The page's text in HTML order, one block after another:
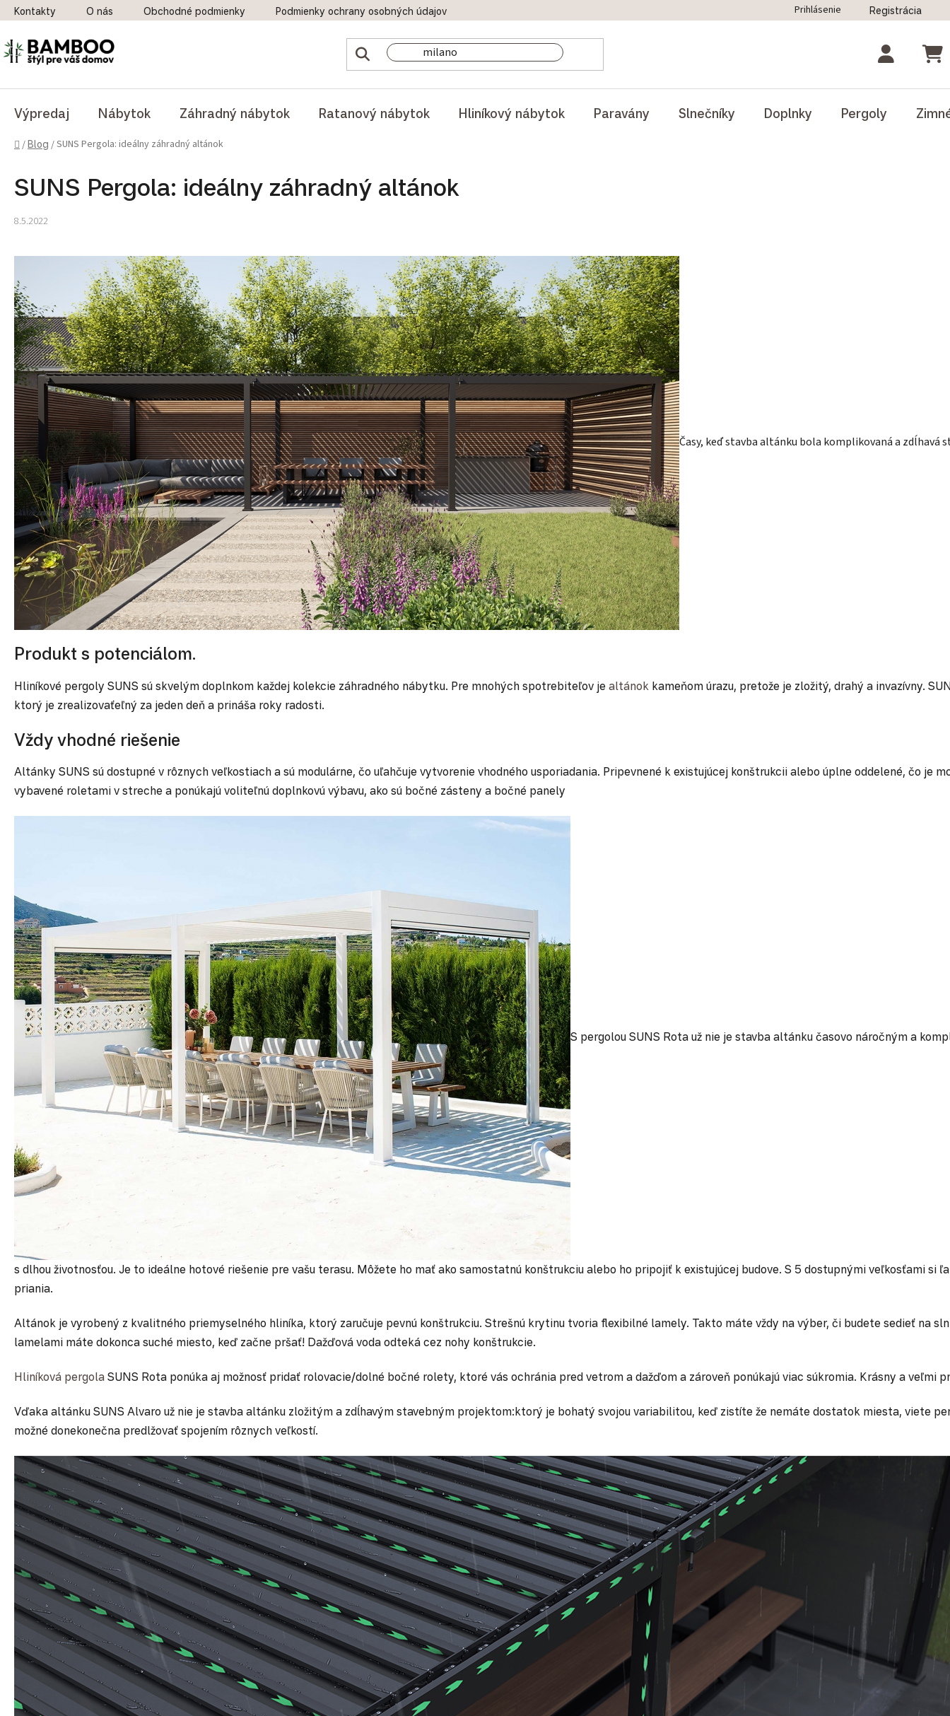
Prejsť na obsah
Kontakty O nás Obchodné podmienky Podmienky ochrany osobných údajov Odstúpenie od zmluvy
Prihlásenie Registrácia
Výpredaj Nábytok Záhradný nábytok Ratanový nábytok Hliníkový nábytok Paravány Slnečníky Doplnky Pergoly
Domov
/Blog /SUNS Pergola: ideálny záhradný altánok
SUNS Pergola: ideálny záhradný altánok
8.5.2022
Časy, keď stavba altánku bola komplikovaná a zdĺhavá
Produkt s potenciálom.
Hliníkové pergoly SUNS sú skvelým doplnkom každej kolekcie záhradného nábytku. Pre mnohých spotrebiteľov je altánok kameňom úrazu, pretože je zložitý, drahý a invazívny.
ktorý je zrealizovaťeľný za jeden deň a prináša roky radosti.
Vždy vhodné riešenie
Altánky SUNS sú dostupné v rôznych veľkostiach a sú modulárne, čo uľahčuje vytvorenie vhodného usporiadania. Pripevnené k existujúcej konštrukcii alebo úplne oddelené, čo je
vybavené roletami v streche a ponúkajú voliteľnú doplnkovú výbavu, ako sú bočné zásteny a bočné panely
S pergolou SUNS Rota už nie je stavba altánku časovo náročným a
s dlhou životnosťou. Je to ideálne hotové riešenie pre vašu terasu. Môžete ho mať ako samostatnú konštrukciu alebo ho pripojiť k existujúcej budove. S 5 dostupnými veľkosťami si
priania.
Altánok je vyrobený z kvalitného priemyselného hliníka, ktorý zaručuje pevnú konštrukciu. Strešnú krytinu tvoria flexibilné lamely. Takto máte vždy na výber, či budete sedieť na
lamelami máte dokonca suché miesto, keď začne pršať! Dažďová voda odteká cez nohy konštrukcie.
Hliníková pergola SUNS Rota ponúka aj možnosť pridať rolovacie/dolné bočné rolety, ktoré vás ochránia pred vetrom a dažďom a zároveň ponúkajú viac súkromia. Krásny a veľmi
Vďaka altánku SUNS Alvaro už nie je stavba altánku zložitým a zdĺhavým stavebným projektom:ktorý je bohatý svojou variabilitou, keď zistíte že nemáte dostatok miesta, viete
možné donekonečna predlžovať spojením rôznych veľkostí.